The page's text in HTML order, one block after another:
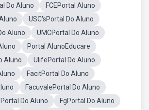
Do Aluno
FCEPortal Aluno
USC'sPortal Do Aluno
Aluno
UMCPortal Do Aluno
Portal AlunoEducare
Aluno
UlifePortal Do Aluno
FacitPortal Do Aluno
FacuvalePortal Do Aluno
Do Aluno
FgPortal Do Aluno